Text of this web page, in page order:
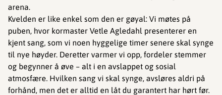
arena.
Kvelden er like enkel som den er gøyal: Vi møtes på
puben, hvor kormaster Vetle Agledahl presenterer en
kjent sang, som vi noen hyggelige timer senere skal synge
til nye høyder. Deretter varmer vi opp, fordeler stemmer
og begynner å øve – alt i en avslappet og sosial
atmosfære. Hvilken sang vi skal synge, avsløres aldri på
forhånd, men det er alltid en låt du garantert har hørt før.